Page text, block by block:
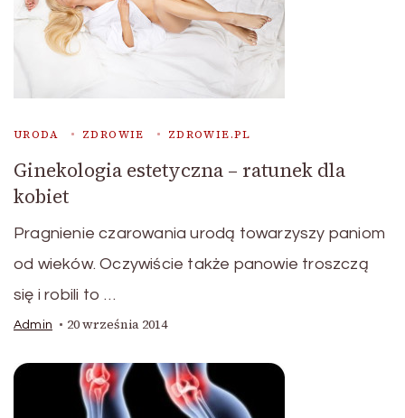
URODA ZDROWIE ZDROWIE.PL
Ginekologia estetyczna – ratunek dla
kobiet
Pragnienie czarowania urodą towarzyszy paniom
od wieków. Oczywiście także panowie troszczą
się i robili to …
Admin 20 września 2014